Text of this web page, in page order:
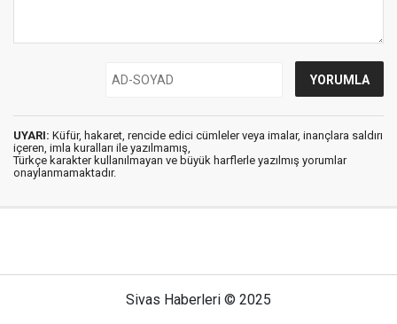
UYARI: Küfür, hakaret, rencide edici cümleler veya imalar, inançlara saldırı
içeren, imla kuralları ile yazılmamış,
Türkçe karakter kullanılmayan ve büyük harflerle yazılmış yorumlar
onaylanmamaktadır.
Sivas Haberleri © 2025